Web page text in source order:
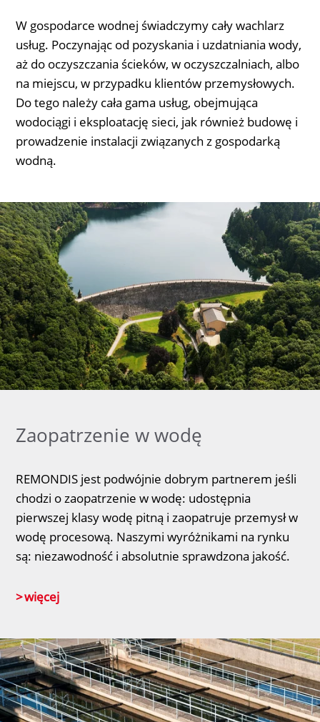
W gospodarce wodnej świadczymy cały wachlarz
usług. Poczynając od pozyskania i uzdatniania wody,
aż do oczyszczania ścieków, w oczyszczalniach, albo
na miejscu, w przypadku klientów przemysłowych.
Do tego należy cała gama usług, obejmująca
wodociągi i eksploatację sieci, jak również budowę i
prowadzenie instalacji związanych z gospodarką
wodną.
Zaopatrzenie w wodę
REMONDIS jest podwójnie dobrym partnerem jeśli
chodzi o zaopatrzenie w wodę: udostępnia
pierwszej klasy wodę pitną i zaopatruje przemysł w
wodę procesową. Naszymi wyróżnikami na rynku
są: niezawodność i absolutnie sprawdzona jakość.
więcej